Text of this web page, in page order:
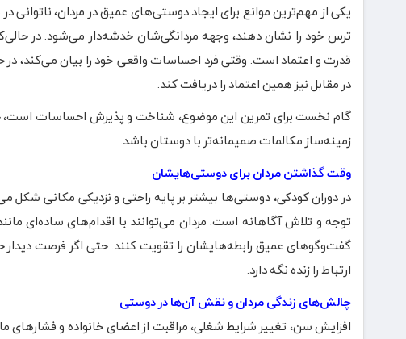
یکی از مهم‌ترین موانع برای ایجاد دوستی‌های عمیق در مردان،
ترس خود را نشان دهند، وجهه مردانگی‌شان خدشه‌دار می‌شود. در
قدرت و اعتماد است. وقتی فرد احساسات واقعی خود را بیان
در مقابل نیز همین اعتماد را دریافت کند.
گام نخست برای تمرین این موضوع، شناخت و پذیرش احساسات است،
زمینه‌ساز مکالمات صمیمانه‌تر با دوستان باشد.
وقت گذاشتن مردان برای دوستی‌هایشان
در دوران کودکی، دوستی‌ها بیشتر بر پایه راحتی و نزدیکی مکانی شکل
توجه و تلاش آگاهانه است. مردان می‌توانند با اقدام‌های ساده‌ای
گفت‌وگوهای عمیق رابطه‌هایشان را تقویت کنند. حتی اگر فرصت
ارتباط را زنده نگه دارد.
چالش‌های زندگی مردان و نقش آن‌ها در دوستی
افزایش سن، تغییر شرایط شغلی، مراقبت از اعضای خانواده و